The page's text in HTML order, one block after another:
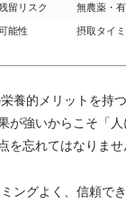
留 リスク 無農薬・
能性 摂取タイ
栄養的メリット を持
が強いからこそ「 人
を忘れてはなり ませ
ングよく、 信頼で